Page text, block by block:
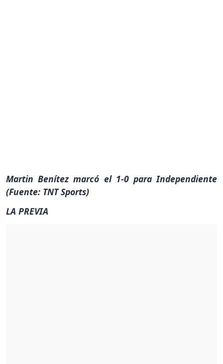
Martin Benítez marcó el 1-0 para Independiente
(Fuente: TNT Sports)
LA PREVIA